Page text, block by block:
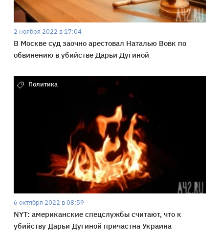
2 ноября 2022 в 17:04
В Москве суд заочно арестовал Наталью Вовк по
обвинению в убийстве Дарьи Дугиной
Политика
6 октября 2022 в 08:59
NYT: американские спецслужбы считают, что к
убийству Дарьи Дугиной причастна Украина